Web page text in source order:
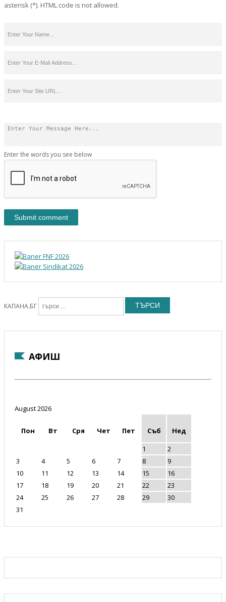
asterisk (*). HTML code is not allowed.
Enter the words you see below
КАПАНА.БГ ТЪРСИ
АФИШ
August 2026
Пон Вт Сря Чет Пет Съб
Нед
1
2
3
4 5 6 7 8
9
10
11 12 13 14 15
16
17
18 19 20 21 22
23
24
25 26 27 28 29
30
31